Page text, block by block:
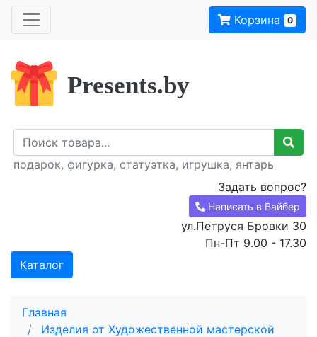
Корзина 0
Presents.by
подарок, фигурка, статуэтка, игрушка, янтарь
Задать вопрос?
Написать в Вайбер
ул.Петруся Бровки 30
Пн-Пт 9.00 - 17.30
Каталог
Главная
Изделия от Художественной мастерской